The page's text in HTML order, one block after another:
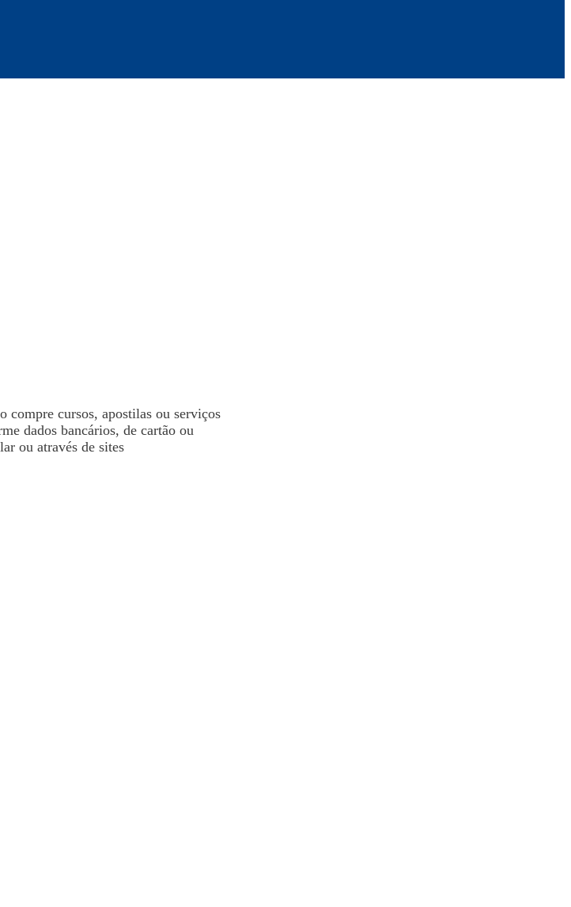
compre cursos, apostilas ou serviços
dados bancários, de cartão ou
ou através de sites